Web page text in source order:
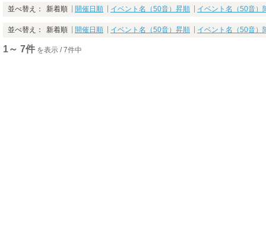
並べ替え： 新着順 開催日順 イベント名（50音）昇順 イベント名（50音）
並べ替え： 新着順 開催日順 イベント名（50音）昇順 イベント名（50音）
1～ 7件 を表示 / 7件中